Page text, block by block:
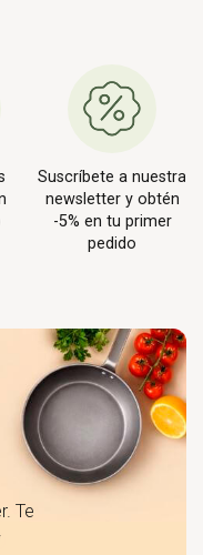
Suscríbete a nuestra
newsletter y obtén
-5% en tu primer
pedido
Te